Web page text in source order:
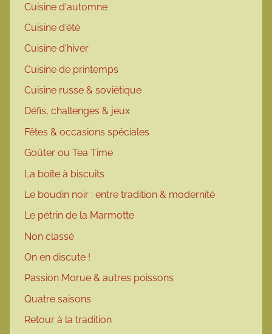
Cuisine d'automne
Cuisine d'été
Cuisine d'hiver
Cuisine de printemps
Cuisine russe & soviétique
Défis, challenges & jeux
Fêtes & occasions spéciales
Goûter ou Tea Time
La boîte à biscuits
Le boudin noir : entre tradition & modernité
Le pétrin de la Marmotte
Non classé
On en discute !
Passion Morue & autres poissons
Quatre saisons
Retour à la tradition